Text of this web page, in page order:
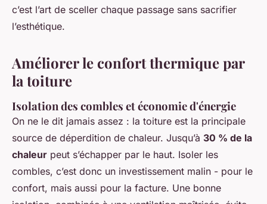
c’est l’art de sceller chaque passage sans sacrifier
l’esthétique.
Améliorer le confort thermique par
la toiture
Isolation des combles et économie d'énergie
On ne le dit jamais assez : la toiture est la principale
source de déperdition de chaleur. Jusqu’à 30 % de la
chaleur peut s’échapper par le haut. Isoler les
combles, c’est donc un investissement malin - pour le
confort, mais aussi pour la facture. Une bonne